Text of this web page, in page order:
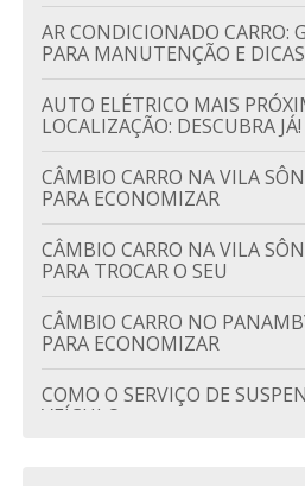
AR CONDICIONADO CARRO: GUIA COMPLETO
PARA MANUTENÇÃO E DICAS
AUTO ELÉTRICO MAIS PRÓXIMO DA MINHA
LOCALIZAÇÃO: DESCUBRA JÁ!
CÂMBIO CARRO NA VILA SÔNIA: GUIA COMPLETO
PARA ECONOMIZAR
CÂMBIO CARRO NA VILA SÔNIA: GUIA COMPLETO
PARA TROCAR O SEU
CÂMBIO CARRO NO PANAMBY: GUIA COMPLETO
PARA ECONOMIZAR
COMO O SERVIÇO DE SUSPENSÃO MELHORA SEU
VEÍCULO